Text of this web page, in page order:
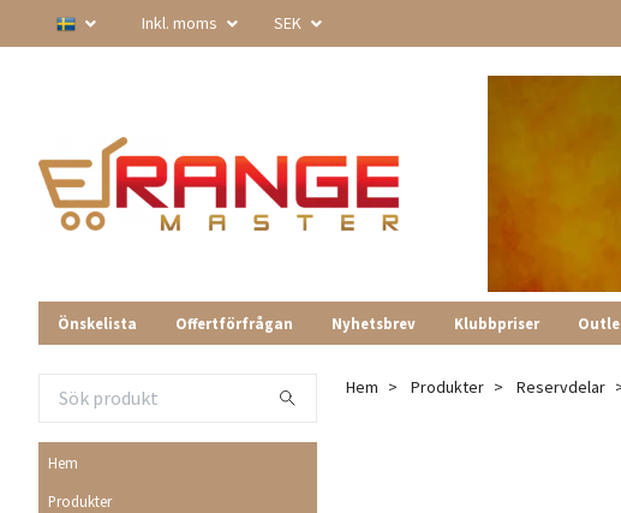
Inkl. moms SEK
Önskelista Offertförfrågan Nyhetsbrev Klubbpriser
Hem
Produkter
Hem Produkter Reservdelar